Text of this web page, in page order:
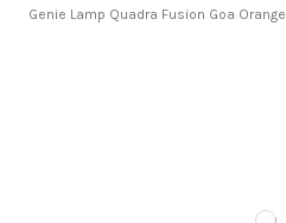
Genie Lamp Quadra Fusion Goa Orange